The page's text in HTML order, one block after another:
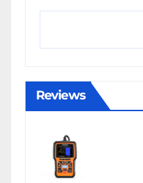
Reviews